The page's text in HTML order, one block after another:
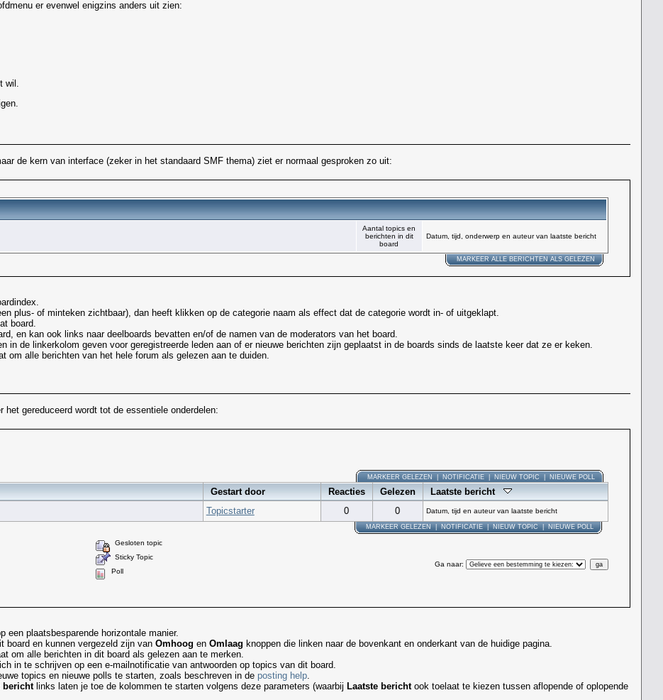
er evenwel enigzins anders uit zien:
de kern van interface (zeker in het standaard SMF thema) ziet er normaal gesproken zo uit:
Aantal topics en
berichten in dit
board
Datum, tijd, onderwerp en auteur van laatste bericht
MARKEER ALLE BERICHTEN ALS GELEZEN
plus- of minteken zichtbaar), dan heeft klikken op de categorie naam als effect dat de categorie wordt in- of uitgeklapt.
board.
en kan ook links naar deelboards bevatten en/of de namen van de moderators van het board.
in de linkerkolom geven voor geregistreerde leden aan of er nieuwe berichten zijn geplaatst in de boards sinds de laatste keer dat ze er keken.
om alle berichten van het hele forum als gelezen aan te duiden.
gereduceerd wordt tot de essentiele onderdelen:
MARKEER GELEZEN NOTIFICATIE| NIEUW TOPIC NIEUWE POLL
Gestart door Reacties Gelezen
Laatste bericht
Topicstarter 0 0 Datum, tijd en auteur van laatste bericht
MARKEER GELEZEN|NOTIFICATIE|NIEUW TOPIC|NIEUWE POLL
Gesloten topic
Sticky Topic
Poll
Ga naar:
een plaatsbesparende horizontale manier.
board en kunnen vergezeld zijn van Omhoog en Omlaag knoppen die linken naar de bovenkant en onderkant van de huidige pagina.
om alle berichten in dit board als gelezen aan te merken.
in te schrijven op een e-mailnotificatie van antwoorden op topics van dit board.
topics en nieuwe polls te starten, zoals beschreven in de posting help.
berichtlinks laten je toe de kolommen te starten volgens deze parameters (waarbij Laatste berichtook toelaat te kiezen tussen aflopende of oplopende